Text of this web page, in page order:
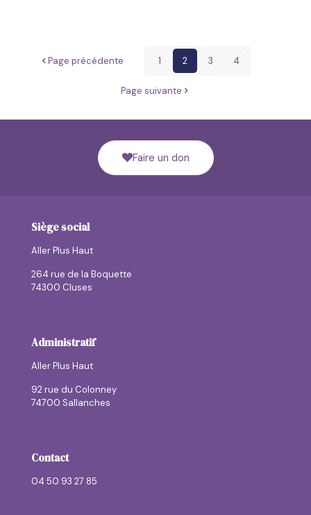
Page précédente 1 2 3 4
Page suivante
Faire un don
Siège social
Aller Plus Haut
264 rue de la Boquette
74300 Cluses
Administratif
Aller Plus Haut
92 rue du Colonney
74700 Sallanches
Contact
04 50 93 27 85